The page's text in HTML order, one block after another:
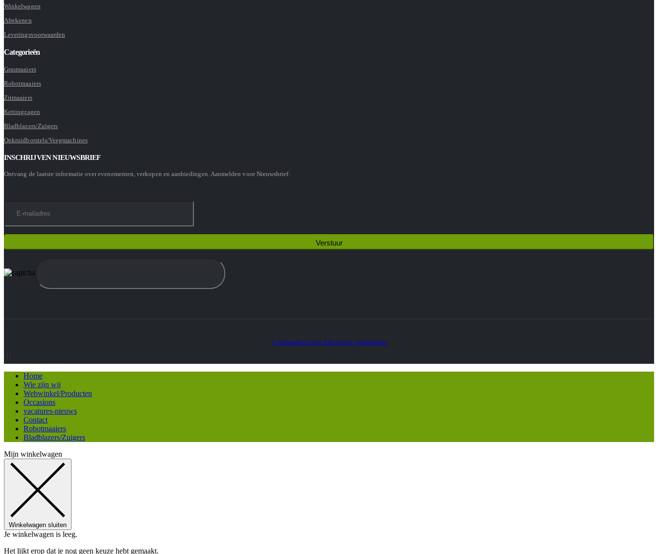
Winkelwagen
Afrekenen
Leveringsvoorwaarden
Categorieën
Grasmaaiers
Robotmaaiers
Zitmaaiers
Kettingzagen
Bladblazers/Zuigers
Onkruidborstels/Veegmachines
INSCHRIJVEN NIEUWSBRIEF
Ontvang de laatste informatie over evenementen, verkopen en aanbiedingen. Aanmelden voor Nieuwsbrief:
© Heatmedia.nl 2024. Alle rechten voorbehouden
Home
Wie zijn wij
Webwinkel/Producten
Occasions
vacatures-nieuws
Contact
Robotmaaiers
Bladblazers/Zuigers
Mijn winkelwagen
Winkelwagen sluiten
Je winkelwagen is leeg.
Het lijkt erop dat je nog geen keuze hebt gemaakt.